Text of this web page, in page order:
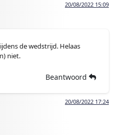
20/08/2022 15:09
de wedstrijd. Helaas
niet.
Beantwoord
20/08/2022 17:24